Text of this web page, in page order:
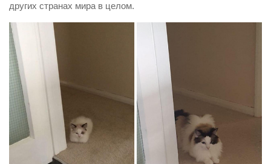
других странах мира в целом.